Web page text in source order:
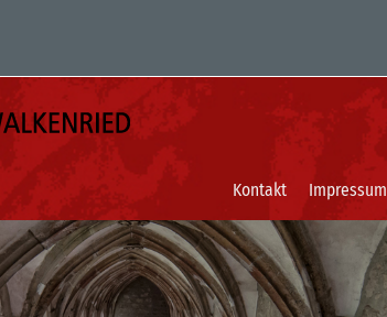
Impressum
Kontakt